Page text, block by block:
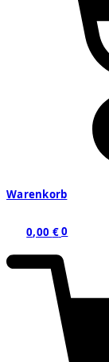
Warenkorb
0,00 €0